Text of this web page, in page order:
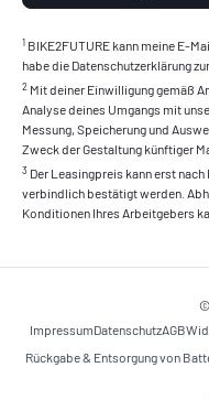
1 BIKE2FUTURE kann meine E-
habe die Datenschutzerklärung
2 Mit deiner Einwilligung gemäß
Analyse deines Umgangs mit
Messung, Speicherung und
Zweck der Gestaltung künftiger
3 Der Leasingpreis kann erst
verbindlich bestätigt werden.
Konditionen Ihres Arbeitgebers
©
ImpressumDatenschutzAGB
Rückgabe & Entsorgung von